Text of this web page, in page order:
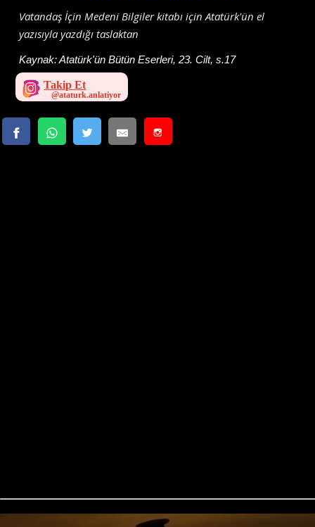
Vatandaş İçin Medeni Bilgiler kitabı için Atatürk'ün el
yazısıyla yazdığı taslaktan
Kaynak:Atatürk'ün Bütün Eserleri, 23. Cilt, s.17
Takip Et